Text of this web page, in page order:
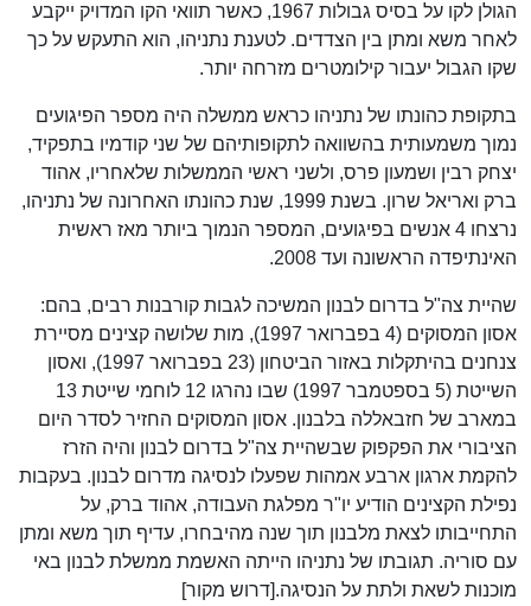
הגולן לקו על בסיס גבולות 1967, כאשר תוואי הקו המדויק ייקבע
לאחר משא ומתן בין הצדדים. לטענת נתניהו, הוא התעקש על כך
שקו הגבול יעבור קילומטרים מזרחה יותר.
בתקופת כהונתו של נתניהו כראש ממשלה היה מספר הפיגועים
נמוך משמעותית בהשוואה לתקופותיהם של שני קודמיו בתפקיד,
יצחק רבין ושמעון פרס, ולשני ראשי הממשלות שלאחריו, אהוד
ברק ואריאל שרון. בשנת 1999, שנת כהונתו האחרונה של נתניהו,
נרצחו 4 אנשים בפיגועים, המספר הנמוך ביותר מאז ראשית
האינתיפדה הראשונה ועד 2008.
שהיית צה"ל בדרום לבנון המשיכה לגבות קורבנות רבים, בהם:
אסון המסוקים (4 בפברואר 1997), מות שלושה קצינים מסיירת
צנחנים בהיתקלות באזור הביטחון (23 בפברואר 1997), ואסון
השייטת (5 בספטמבר 1997) שבו נהרגו 12 לוחמי שייטת 13
במארב של חזבאללה בלבנון. אסון המסוקים החזיר לסדר היום
הציבורי את הפקפוק שבשהיית צה"ל בדרום לבנון והיה הזרז
להקמת ארגון ארבע אמהות שפעלו לנסיגה מדרום לבנון. בעקבות
נפילת הקצינים הודיע יו"ר מפלגת העבודה, אהוד ברק, על
התחייבותו לצאת מלבנון תוך שנה מהיבחרו, עדיף תוך משא ומתן
עם סוריה. תגובתו של נתניהו הייתה האשמת ממשלת לבנון באי
מוכנות לשאת ולתת על הנסיגה.[דרוש מקור]